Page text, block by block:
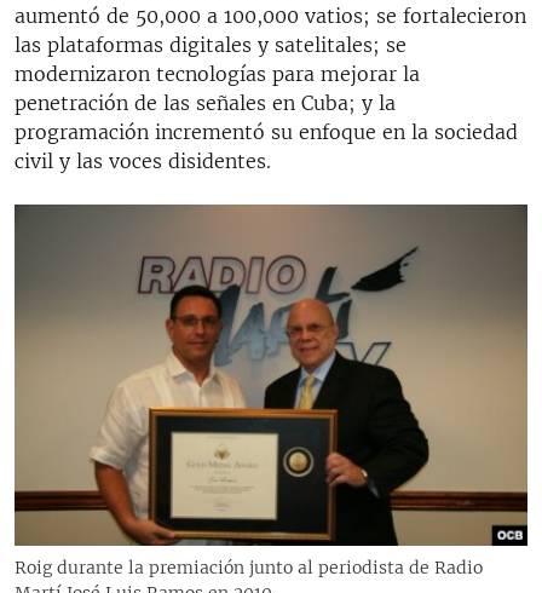
aumentó de 50,000 a 100,000 vatios; se fortalecieron
las plataformas digitales y satelitales; se
modernizaron tecnologías para mejorar la
penetración de las señales en Cuba; y la
programación incrementó su enfoque en la sociedad
civil y las voces disidentes.
Roig durante la premiación junto al periodista de Radio